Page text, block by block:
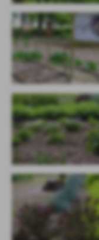
Firmy te działają w
treści w postaci
społecznościowych.